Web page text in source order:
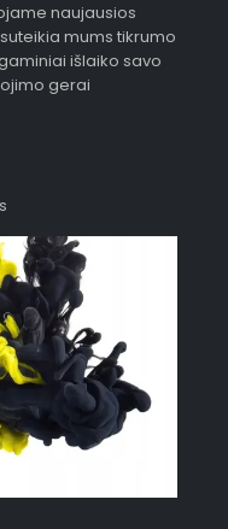
naujausios
mums tikrumo
išlaiko savo
gerai